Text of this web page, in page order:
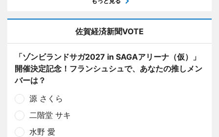
佐賀経済新聞VOTE
「ゾンビランドサガ2027 in SAGAアリーナ（仮）」
開催決定記念！フランシュシュで、あなたの推しメン
バーは？
源 さくら
二階堂 サキ
水野 愛